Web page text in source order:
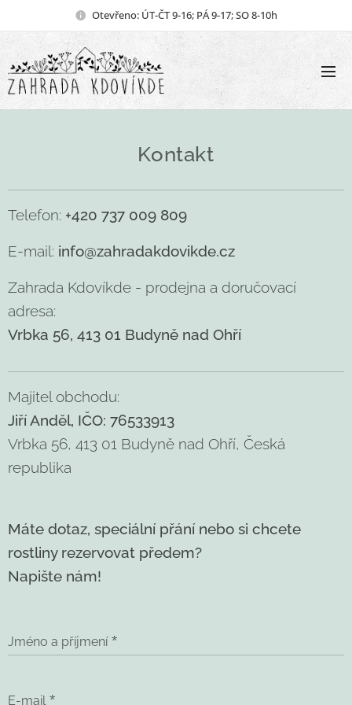
Otevřeno: ÚT-ČT 9-16; PÁ 9-17; SO 8-10h
Kontakt
Telefon: +420 737 009 809
E-mail: info@zahradakdovikde.cz
Zahrada Kdovíkde - prodejna a doručovací
adresa:
Vrbka 56, 413 01 Budyně nad Ohří
Majitel obchodu:
Jiří Anděl, IČO: 76533913
Vrbka 56, 413 01 Budyně nad Ohří, Česká
republika
Máte dotaz, speciální přání nebo si chcete
rostliny rezervovat předem?
Napište nám!
Jméno a příjmení
E-mail